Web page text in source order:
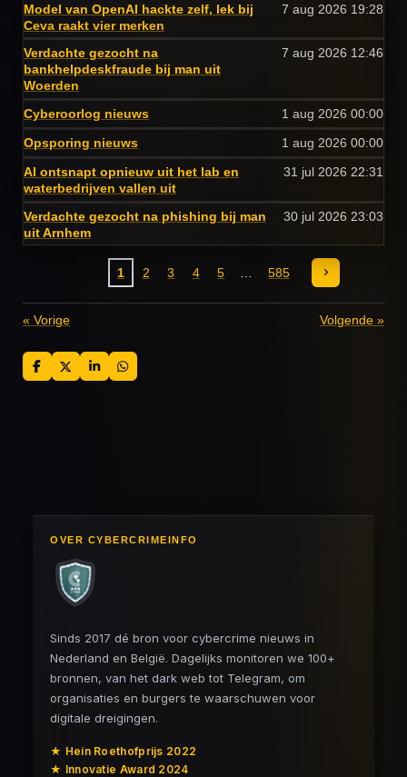
Model van OpenAI hackte zelf, lek bij
Ceva raakt vier merken
7 aug 2026 19:28
Verdachte gezocht na
bankhelpdeskfraude bij man uit
Woerden
7 aug 2026 12:46
Cyberoorlog nieuws 1 aug 2026 00:00
Opsporing nieuws 1 aug 2026 00:00
AI ontsnapt opnieuw uit het lab en
waterbedrijven vallen uit
31 jul 2026 22:31
Verdachte gezocht na phishing bij man
uit Arnhem
30 jul 2026 23:03
1 2 3 4 5 585
« Vorige Volgende »
D
e
D
e
S
h
D
e
OVER CYBERCRIMEINFO
Sinds 2017 dé bron voor cybercrime nieuws in
Nederland en België. Dagelijks monitoren we 100+
bronnen, van het dark web tot Telegram, om
organisaties en burgers te waarschuwen voor
digitale dreigingen.
★ Hein Roethofprijs 2022
★ Innovatie Award 2024